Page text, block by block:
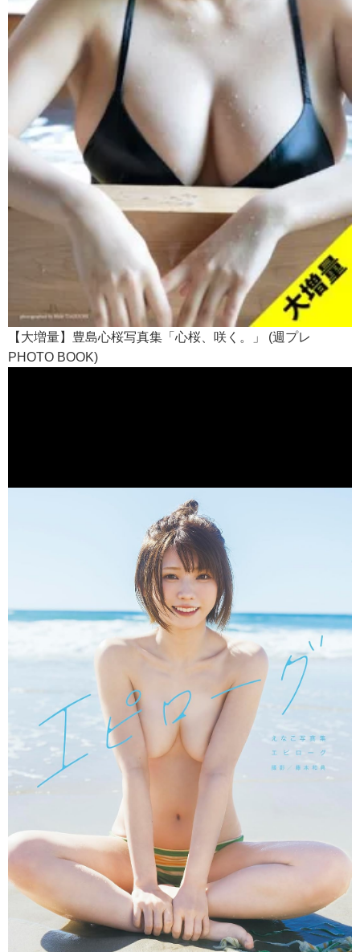
【大増量】豊島心桜写真集「心桜、咲く。」 (週プレ
PHOTO BOOK)